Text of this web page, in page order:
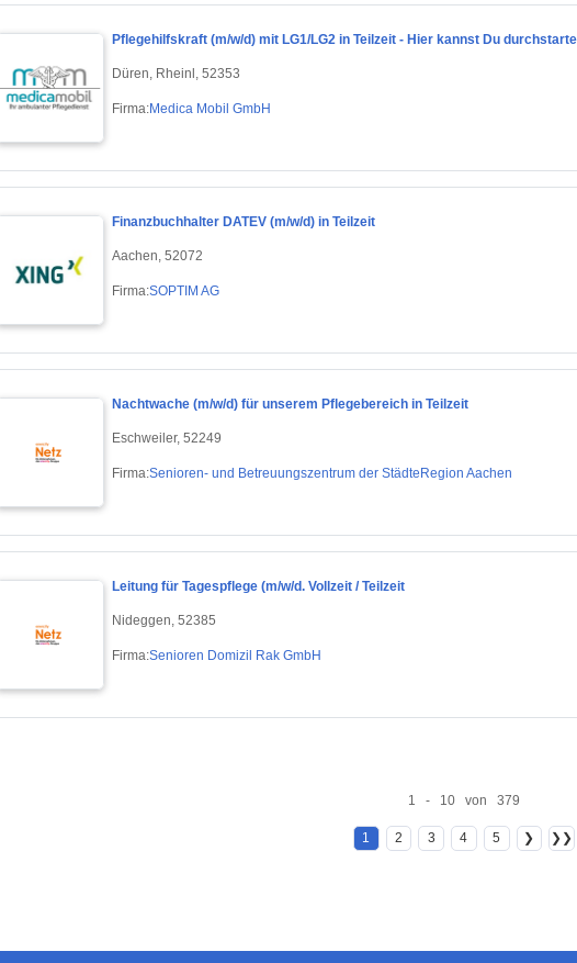
Pflegehilfskraft (m/w/d) mit LG1/LG2 in Teilzeit - Hier kannst Du
Düren, Rheinl, 52353
Firma:Medica Mobil GmbH
Finanzbuchhalter DATEV (m/w/d) in Teilzeit
Aachen, 52072
Firma:SOPTIM AG
Nachtwache (m/w/d) für unserem Pflegebereich in Teilzeit
Eschweiler, 52249
Firma:Senioren- und Betreuungszentrum der StädteRegion Aachen
Leitung für Tagespflege (m/w/d. Vollzeit / Teilzeit
Nideggen, 52385
Firma:Senioren Domizil Rak GmbH
1 - 10 von 379
1 2 3 4 5 ❯ ❯❯